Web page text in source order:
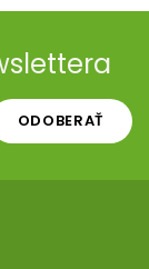
ODOBERAŤ